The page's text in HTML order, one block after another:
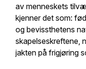
av menneskets
kjenner det som:
og bevissthetens
skapelseskreftene,
jakten på frigjøring